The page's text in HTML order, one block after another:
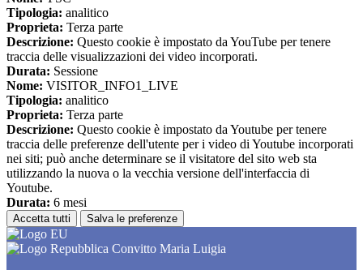
Tipologia: analitico
Proprieta: Terza parte
Descrizione: Questo cookie è impostato da YouTube per tenere
traccia delle visualizzazioni dei video incorporati.
Durata: Sessione
Nome: VISITOR_INFO1_LIVE
Tipologia: analitico
Proprieta: Terza parte
Descrizione: Questo cookie è impostato da Youtube per tenere
traccia delle preferenze dell'utente per i video di Youtube incorporati
nei siti; può anche determinare se il visitatore del sito web sta
utilizzando la nuova o la vecchia versione dell'interfaccia di
Youtube.
Durata: 6 mesi
Accetta tutti Salva le preferenze
Convitto Maria Luigia